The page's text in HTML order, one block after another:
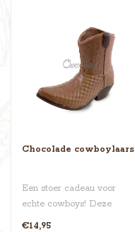
Chocolade cowboylaars
Een stoer cadeau voor
echte cowboys! Deze
€14,95